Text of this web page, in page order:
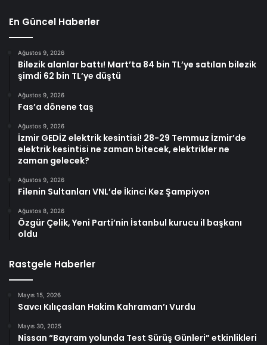
En Güncel Haberler
Ağustos 9, 2026
Bilezik alanlar battı! Mart’ta 84 bin TL’ye satılan bilezik
şimdi 62 bin TL’ye düştü
Ağustos 9, 2026
Fas’a dönene taş
Ağustos 9, 2026
İzmir GEDİZ elektrik kesintisi! 28-29 Temmuz İzmir’de
elektrik kesintisi ne zaman bitecek, elektrikler ne
zaman gelecek?
Ağustos 9, 2026
Filenin Sultanları VNL’de İkinci Kez Şampiyon
Ağustos 8, 2026
Özgür Çelik, Yeni Parti’nin İstanbul kurucu il başkanı
oldu
Rastgele Haberler
Mayıs 15, 2026
Savcı Kılıçaslan Hakim Kahraman’ı Vurdu
Mayıs 30, 2025
Nissan “Bayram yolunda Test Sürüş Günleri” etkinlikleri